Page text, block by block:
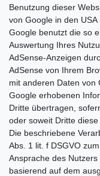
Benutzung dieser
von Google in den
Google benutzt die so
Auswertung Ihres
AdSense-Anzeigen
AdSense von Ihrem
mit anderen Daten von
Google erhobenen
Dritte übertragen,
oder soweit Dritte
Die beschriebene
Abs. 1 lit. f DSGVO
Ansprache des
basierend auf dem